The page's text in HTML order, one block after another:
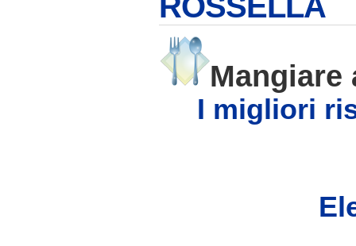
Mangiare
I migliori